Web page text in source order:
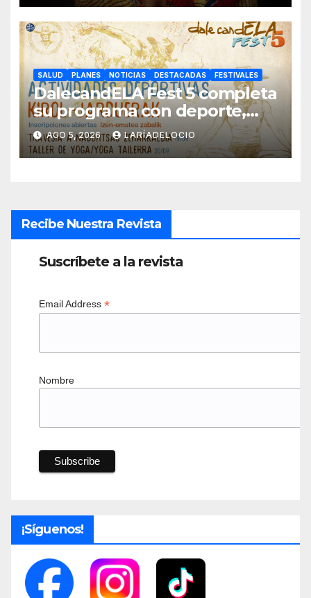
SALUD PLANES NOTICIAS DESTACADAS FESTIVALES
DalecandELA Fest 5 completa
su programa con deporte,
medioambiente y tecnología
inclusiva
AGO 5, 2026 LARÍADELOCIO
Recibe Nuestra Revista
Suscríbete a la revista
Email Address *
Nombre
¡Síguenos!